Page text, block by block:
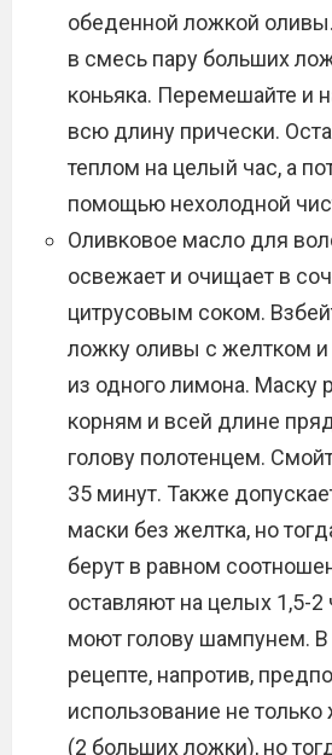
обеденной ложкой
в смесь пару больших
коньяка. Перемешайте и
всю длину прически.
теплом на целый час, а
помощью нехолодной
Оливковое масло для
освежает и очищает в
цитрусовым соком.
ложку оливы с желтком
из одного лимона. Маску
корням и всей длине
голову полотенцем.
35 минут. Также
маски без желтка, но
берут в равном
оставляют на целых 1,5-2
моют голову шампунем.
рецепте, напротив,
использование не
(2 больших ложки), но